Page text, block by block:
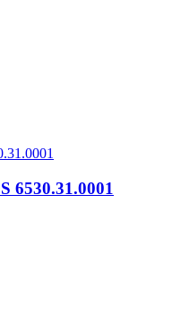
6530.31.0001